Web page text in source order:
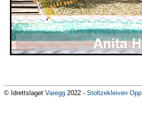
© Idrettslaget Varegg 2022 - Stoltzekleiven Opp